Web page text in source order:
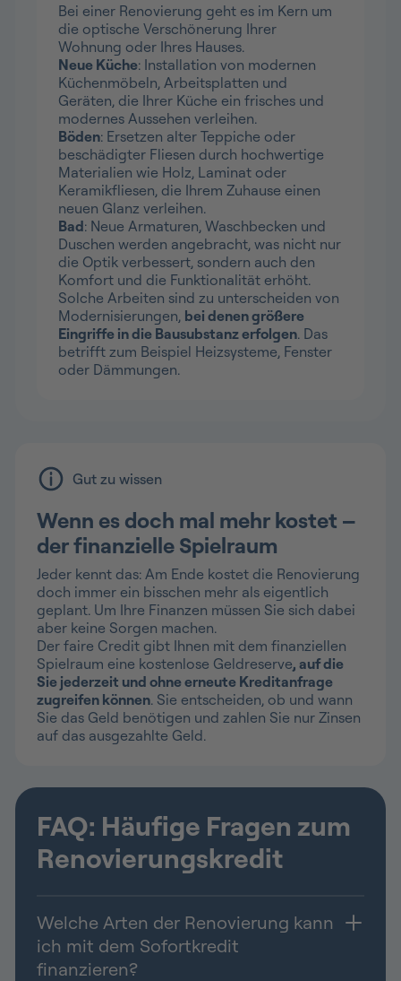
Bei einer Renovierung geht es im Kern um
die optische Verschönerung Ihrer
Wohnung oder Ihres Hauses.
Neue Küche: Installation von modernen
Küchenmöbeln, Arbeitsplatten und
Geräten, die Ihrer Küche ein frisches und
modernes Aussehen verleihen.
Böden: Ersetzen alter Teppiche oder
beschädigter Fliesen durch hochwertige
Materialien wie Holz, Laminat oder
Keramikfliesen, die Ihrem Zuhause einen
neuen Glanz verleihen.
Bad: Neue Armaturen, Waschbecken und
Duschen werden angebracht, was nicht nur
die Optik verbessert, sondern auch den
Komfort und die Funktionalität erhöht.
Solche Arbeiten sind zu unterscheiden von
Modernisierungen, bei denen größere
Eingriffe in die Bausubstanz erfolgen. Das
betrifft zum Beispiel Heizsysteme, Fenster
oder Dämmungen.
Gut zu wissen
Wenn es doch mal mehr kostet –
der finanzielle Spielraum
Jeder kennt das: Am Ende kostet die Renovierung
doch immer ein bisschen mehr als eigentlich
geplant. Um Ihre Finanzen müssen Sie sich dabei
aber keine Sorgen machen.
Der faire Credit gibt Ihnen mit dem finanziellen
Spielraum eine kostenlose Geldreserve, auf die
Sie jederzeit und ohne erneute Kreditanfrage
zugreifen können. Sie entscheiden, ob und wann
Sie das Geld benötigen und zahlen Sie nur Zinsen
auf das ausgezahlte Geld.
FAQ: Häufige Fragen zum
Renovierungskredit
Welche Arten der Renovierung kann
ich mit dem Sofortkredit
finanzieren?